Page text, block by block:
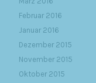
Februar 2016
Januar 2016
Dezember 2015
November 2015
Oktober 2015